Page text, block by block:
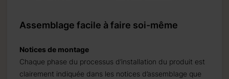
Assemblage facile à faire soi-même
Notices de montage
Chaque phase du processus d’installation du produit est
clairement indiquée dans les notices d’assemblage que